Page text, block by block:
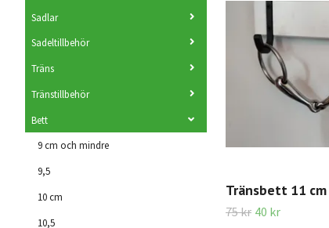
Sadlar
Sadeltillbehör
Träns
Tränstillbehör
Bett
9 cm och mindre
9,5
10 cm
10,5
Tränsbett 11 cm
75 kr 40 kr